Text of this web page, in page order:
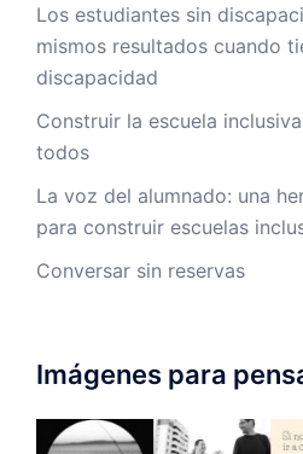
Los estudiantes sin
mismos resultados cuando
discapacidad
Construir la escuela
todos
La voz del alumnado: una
para construir escuelas
Conversar sin reservas
Imágenes para